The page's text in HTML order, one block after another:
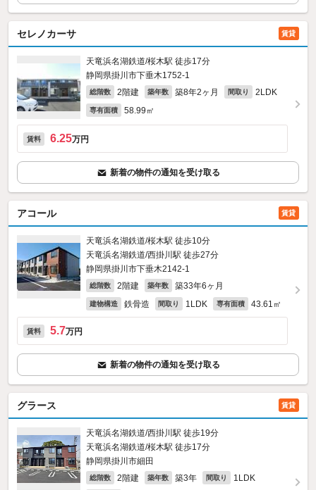
セレノカーサ 賃貸
天竜浜名湖鉄道/桜木駅 徒歩17分
静岡県掛川市下垂木1752‐1
総階数 2階建 築年数 築8年2ヶ月 間取り 2LDK
専有面積 58.99㎡
賃料 6.25万円
新着の物件の通知を受け取る
アコール 賃貸
天竜浜名湖鉄道/桜木駅 徒歩10分
天竜浜名湖鉄道/西掛川駅 徒歩27分
静岡県掛川市下垂木2142‐1
総階数 2階建 築年数 築33年6ヶ月
建物構造 鉄骨造 間取り 1LDK 専有面積 43.61㎡
賃料 5.7万円
新着の物件の通知を受け取る
グラース 賃貸
天竜浜名湖鉄道/西掛川駅 徒歩19分
天竜浜名湖鉄道/桜木駅 徒歩17分
静岡県掛川市細田
総階数 2階建 築年数 築3年 間取り 1LDK